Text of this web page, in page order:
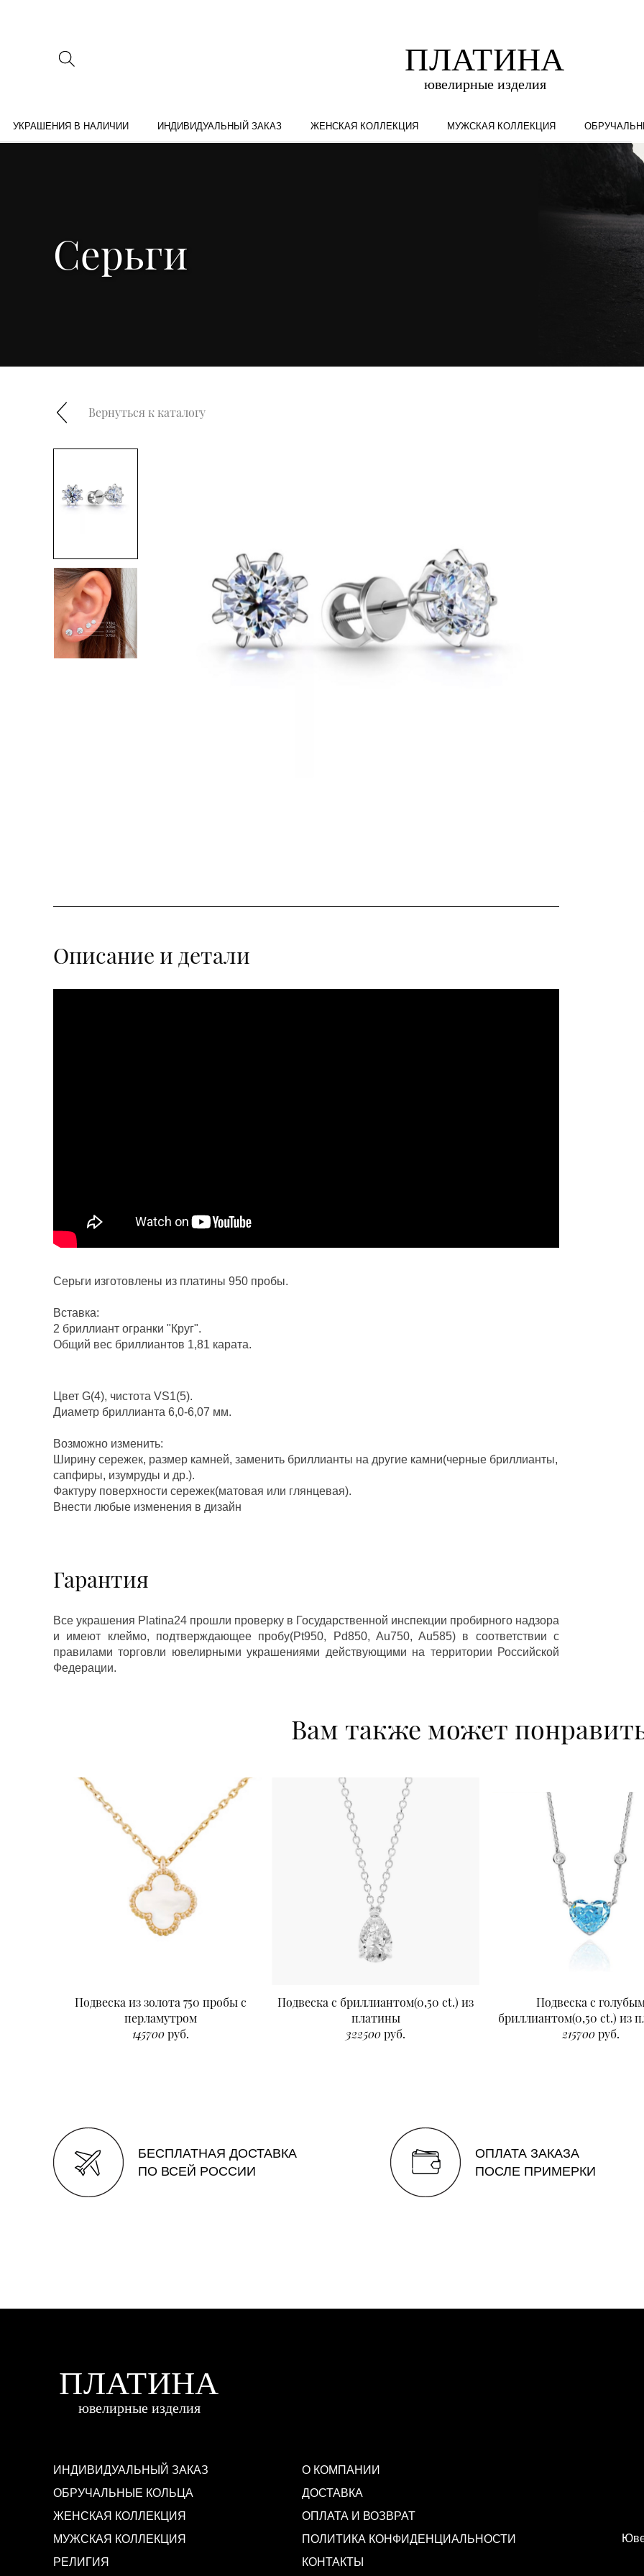
УКРАШЕНИЯ В НАЛИЧИИ ИНДИВИДУАЛЬНЫЙ ЗАКАЗ ЖЕНСКАЯ КОЛЛЕКЦИЯ МУЖСКАЯ КОЛЛЕКЦИЯ
Серьги
Вернуться к каталогу
Описание и детали
Серьги изготовлены из платины 950 пробы.
Вставка:
2 бриллиант огранки "Круг".
Общий вес бриллиантов 1,81 карата.
Цвет G(4), чистота VS1(5).
Диаметр бриллианта 6,0-6,07 мм.
Возможно изменить:
Ширину сережек, размер камней, заменить бриллианты на другие камни(черные бриллианты,
сапфиры, изумруды и др.).
Фактуру поверхности сережек(матовая или глянцевая).
Внести любые изменения в дизайн
Гарантия
Все украшения Platina24 прошли проверку в Государственной инспекции пробирного надзора
и имеют клеймо, подтверждающее пробу(Pt950, Pd850, Au750, Au585) в соответствии с
правилами торговли ювелирными украшениями действующими на территории Российской
Федерации.
Вам также может
Подвеска из золота 750 пробы с
перламутром
145700руб.
Подвеска с бриллиантом(0,50 ct.) из
платины
322500руб.
Подвеска с
бриллиантом(0,50 ct.) из
215700руб.
БЕСПЛАТНАЯ ДОСТАВКА
ПО ВСЕЙ РОССИИ
ОПЛАТА ЗАКАЗА
ПОСЛЕ ПРИМЕРКИ
ИНДИВИДУАЛЬНЫЙ ЗАКАЗ
ОБРУЧАЛЬНЫЕ КОЛЬЦА
ЖЕНСКАЯ КОЛЛЕКЦИЯ
МУЖСКАЯ КОЛЛЕКЦИЯ
РЕЛИГИЯ
О КОМПАНИИ
ДОСТАВКА
ОПЛАТА И ВОЗВРАТ
ПОЛИТИКА КОНФИДЕНЦИАЛЬНОСТИ
КОНТАКТЫ